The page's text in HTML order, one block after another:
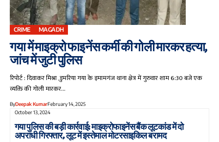
CRIME MAGADH
गया में माइक्रो फाइनेंस कर्मी की गोली मारकर हत्या,
जांच में जुटी पुलिस
रिपोर्ट : दिवाकर मिश्रा ,डुमरिया गया के इमामगंज थाना क्षेत्र में गुरुवार शाम 6:30 बजे एक
व्यक्ति की गोली मारकर…
ByDeepak KumarFebruary 14, 2025
October 13, 2024
गया पुलिस की बड़ी कार्रवाई: माइक्रोफाइनेंस बैंक लूटकांड में दो
अपराधी गिरफ्तार, लूट में इस्तेमाल मोटरसाइकिल बरामद